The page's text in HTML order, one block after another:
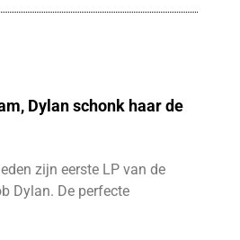
Dylan schonk haar de
zijn eerste LP van de
Dylan. De perfecte